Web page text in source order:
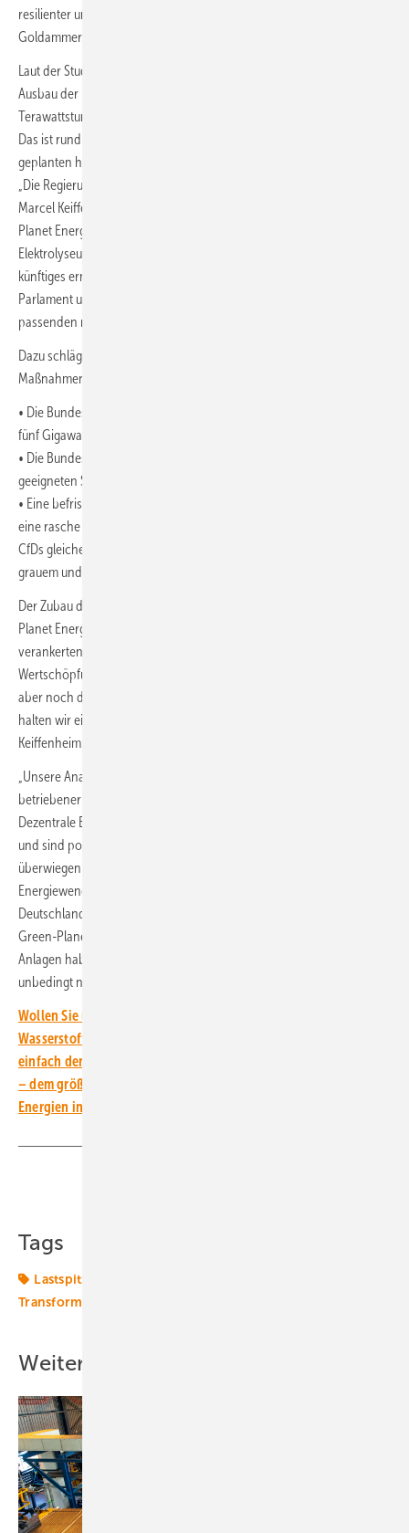
resilienter und kostengünstiger“, erklärt RLI-Geschäftsführerin Kathrin
Goldammer.
Laut der Studie könnten netzdienliche kleine Elektrolyseure – je nach
Ausbau der Erneuerbaren Energien – in Summe bis zu 13,7
Terawattstunden (TWh) grünen Wasserstoff pro Jahr produzieren.
Das ist rund die Hälfte der von der Bundesregierung für das Jahr 2030
geplanten heimischen Produktionsmengen von grünem Wasserstoff.
„Die Regierung setzt derzeit vor allem auf große Elektrolyseure“, sagt
Marcel Keiffenheim, Bereichsleiter Politik und Kommunikation , Green
Planet Energy. „Wir raten dringend dazu, sie durch kleine
Elektrolyseure zu ergänzen. Die neue Studie zeigt, dass diese unser
künftiges erneuerbares Energiesystem erheblich stärken können.
Parlament und Bundesregierung müssen dafür nun aber auch den
passenden rechtlichen Rahmen schaffen“, fordert Keiffenheim.
Dazu schlägt die Ökoenergiegenossenschaft vor allem drei
Maßnahmen vor:
• Die Bundesregierung soll die Weichen stellen für die Installation von
fünf Gigawatt (GW) netzdienlicher Elektrolyseure bis zum Jahr 2030.
• Die Bundesnetzagentur soll eine Karte vorlegen, aus der die
geeigneten Standorte für solche Elektrolyseure hervorgehen.
• Eine befristete Förderung per Contracts for Difference (CfDs) soll
eine rasche Installation netzdienlicher Elektrolyseure anschieben.
CfDs gleichen für eine Übergangszeit die Preisdifferenz zwischen
grauem und grünem Wasserstoff aus.
Der Zubau dezentraler Elektrolyseure wird nach Ansicht von Green
Planet Energy vor allem von kleinen und mittelständischen, lokal
verankerten Unternehmen getragen werden. Dies stärkt die regionale
Wertschöpfung und stiftet volkswirtschaftlichen Nutzen. „Weil aktuell
aber noch diverse Risiken den wünschenswerten Hochlauf hemmen,
halten wir eine befristete Anschubförderung für sinnvoll“, erklärt
Keiffenheim.
„Unsere Analyse der Stärken und Schwächen netzdienlich
betriebener Elektrolyseure kommt zu einem klaren Ergebnis:
Dezentrale Elektrolyseure können wirtschaftlich betrieben werden
und sind positiv für das Energiesystem. Die Vorteile ihres Einsatzes
überwiegen“, resümiert Kathrin Goldammer vom RLI. „Für
Energiewende und Versorgungssicherheit müssen wir auch in
Deutschland große Mengen grünen Wasserstoff produzieren“, sagt
Green-Planet-Energy-Experte Keiffenheim. „Gegenüber großen
Anlagen haben kleine Elektrolyseure dabei klare Vorteile, die wir
unbedingt nutzen sollten.“
Wollen Sie über die Energiewende mit heimischem, grünem
Wasserstoff auf dem Laufenden bleiben? Dann abonnieren Sie
einfach den kostenlosen Newsletter von ERNEUERBARE ENERGIEN
– dem größten verbandsunabhängigen Magazin für erneuerbare
Energien in Deutschland!
Tags
Lastspitzen
Transformation
Weitere Inhalte